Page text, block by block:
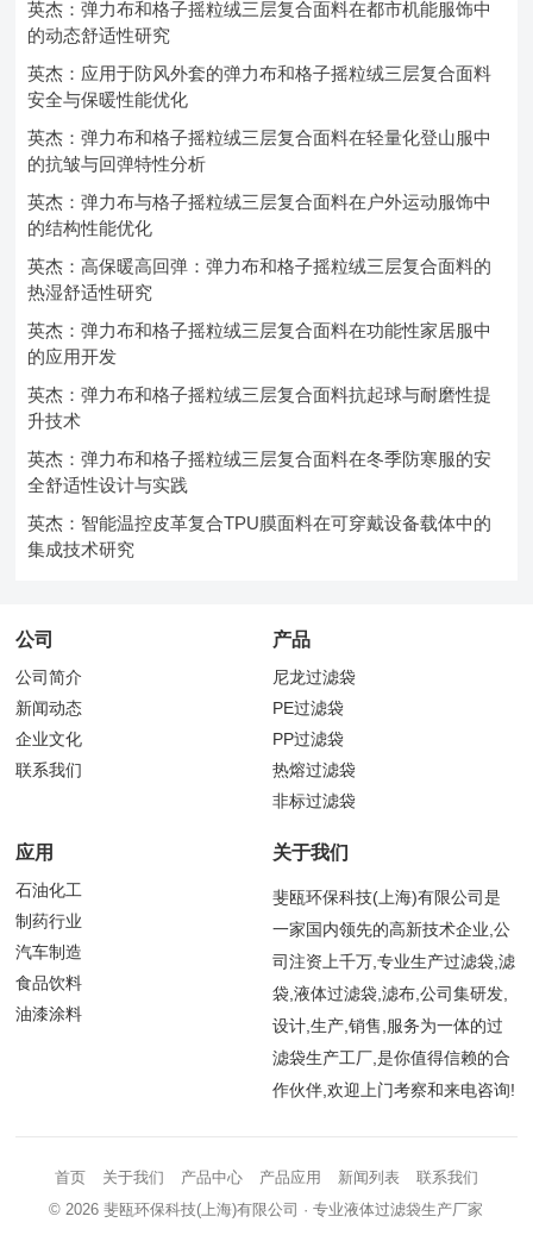
英杰：弹力布和格子摇粒绒三层复合面料在都市机能服饰中
的动态舒适性研究
英杰：应用于防风外套的弹力布和格子摇粒绒三层复合面料
安全与保暖性能优化
英杰：弹力布和格子摇粒绒三层复合面料在轻量化登山服中
的抗皱与回弹特性分析
英杰：弹力布与格子摇粒绒三层复合面料在户外运动服饰中
的结构性能优化
英杰：高保暖高回弹：弹力布和格子摇粒绒三层复合面料的
热湿舒适性研究
英杰：弹力布和格子摇粒绒三层复合面料在功能性家居服中
的应用开发
英杰：弹力布和格子摇粒绒三层复合面料抗起球与耐磨性提
升技术
英杰：弹力布和格子摇粒绒三层复合面料在冬季防寒服的安
全舒适性设计与实践
英杰：智能温控皮革复合TPU膜面料在可穿戴设备载体中的
集成技术研究
公司
公司简介
新闻动态
企业文化
联系我们
产品
尼龙过滤袋
PE过滤袋
PP过滤袋
热熔过滤袋
非标过滤袋
应用
石油化工
制药行业
汽车制造
食品饮料
油漆涂料
关于我们
斐瓯环保科技(上海)有限公司是
一家国内领先的高新技术企业,公
司注资上千万,专业生产过滤袋,滤
袋,液体过滤袋,滤布,公司集研发,
设计,生产,销售,服务为一体的过
滤袋生产工厂,是你值得信赖的合
作伙伴,欢迎上门考察和来电咨询!
首页 关于我们 产品中心 产品应用 新闻列表
联系我们
© 2026斐瓯环保科技(上海)有限公司 · 专业液体过滤袋生产厂家